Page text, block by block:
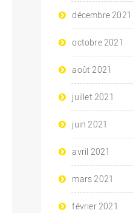
décembre 2021
octobre 2021
août 2021
juillet 2021
juin 2021
avril 2021
mars 2021
février 2021